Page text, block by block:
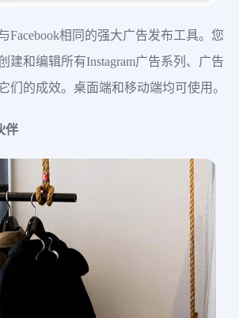
Facebook相同的强大广告发布工具。您
建和编辑所有Instagram广告系列、广告
们的成效。桌面端和移动端均可使用。
伴